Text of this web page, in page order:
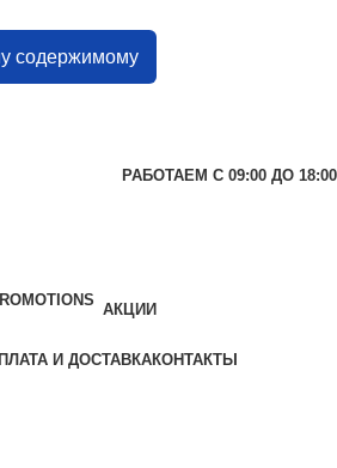
содержимому
РАБОТАЕМ С 09:00 ДО 18:00
АКЦИИ
И ДОСТАВКАКОНТАКТЫ